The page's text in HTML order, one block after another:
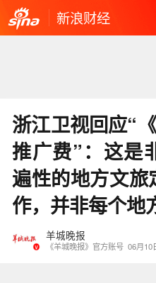
新浪财经
浙江卫视回应“
推广费”：这是
遍性的地方文
作，并非每个地
羊城晚报
《羊城晚报》官方账号 06月10